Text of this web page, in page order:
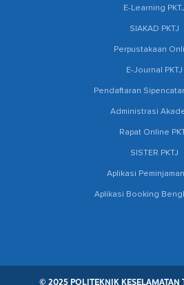
E-Learning PKTJ
SIAKAD PKTJ
Perpustakaan
E-Journal PKTJ
Pendaftaran
Administrasi
Rapat Online
SISTER PKTJ
Aplikasi
Aplikasi Booking
© 2025 POLITEKNIK KESELAMATAN